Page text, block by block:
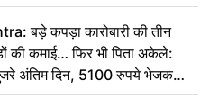
बड़े कपड़ा कारोबारी की तीन
की कमाई… फिर भी पिता अकेले:
अंतिम दिन, 5100 रुपये भेजकर
कर दीजिए हम नहीं आ पाएंगे